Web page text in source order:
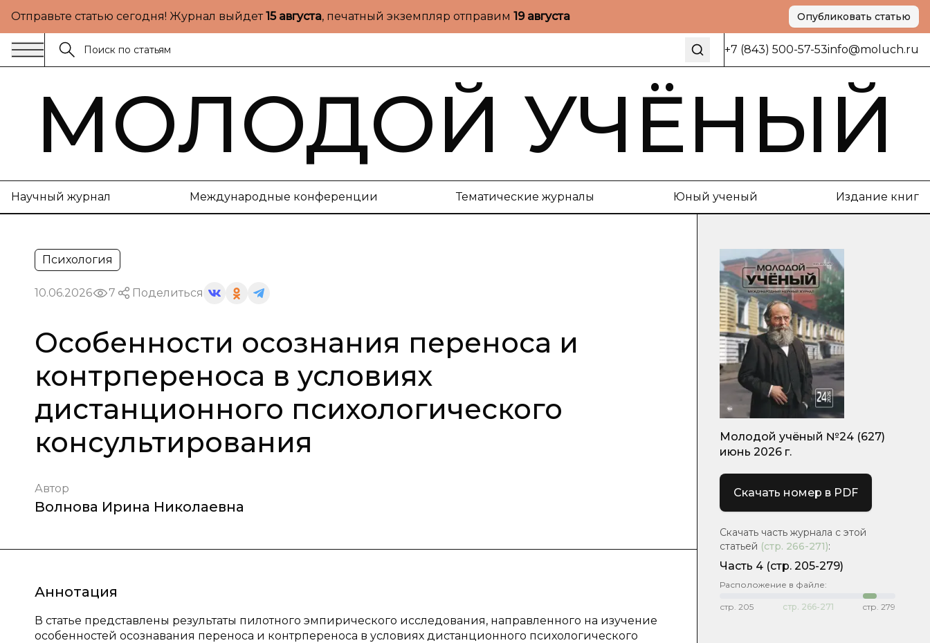
Отправьте статью сегодня! Журнал выйдет15 августа, печатный экземпляр отправим 19 августа Опубликовать статью
+7 (843) 500-57-53info@moluch.ru
МОЛОДОЙ УЧЁНЫЙ
Научный журнал Международные конференции Тематические журналы Юный ученый Издание книг
Психология
10.06.2026 7 Поделиться
Особенности осознания переноса и
контрпереноса в условиях
дистанционного психологического
консультирования
Автор
Волнова Ирина Николаевна
Аннотация
В статье представлены результаты пилотного эмпирического исследования, направленного на изучение
особенностей осознавания переноса и контрпереноса в условиях дистанционного психологического
Молодой учёный №24 (627)
июнь 2026 г.
Скачать номер в PDF
Скачать часть журнала с этой
статьей (стр. 266-271):
Часть 4 (стр. 205-279)
Расположение в файле:
стр. 205 стр. 266-271 стр. 279